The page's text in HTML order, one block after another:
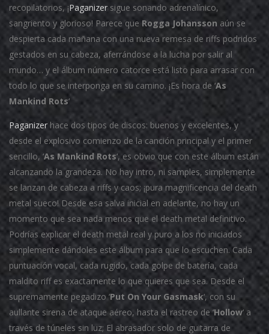
recopilatorios, ¡Paganizer sigue sonando adrenalínico,
sangriento y glorioso! Parece que Rogga Johansson aún se
despierta cada mañana con una nueva remesa de riffs podridos
gestados en su cabeza, aferrándose a la lucha por salir al
mundo… y el álbum número catorce está listo para arrasar con
todo lo que se interponga en su camino. ¡Es hora de ‘As
Mankind Rots‘
Paganizer hace dos tipos de discos: buenos y excelentes, y
desde el explosivo comienzo de la canción principal y el primer
sencillo, ‘As Mankind Rots‘, es obvio que con este álbum están
alcanzando la grandeza. No hay intro, ni samples, simplemente
se lanzan de cabeza a riffs y caos; ¡pura magnificencia del death
metal sueco! Desde esa salva inicial en adelante, no hay un
momento que sea nada menos que el death metal definitivo.
Podrías explicar el death metal real y puro a los no iniciados
simplemente dándoles este álbum para que lo escuchen. Cada
puntuación vocal, cada rugido, cada golpe de batería, cada
maldito riff es exactamente lo que quieres que sea. Desde el
supremamente pegadizo ‘Put On Your Gasmask‘, con su
aullante sirena de ataque aéreo, hasta el rastreo de ‘Hollow‘ a
través de túneles sin luz; El abrasador solo de guitarra de